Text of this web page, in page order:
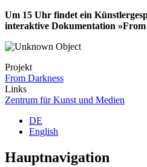
Um 15 Uhr findet ein
interaktive Dokumentation
Projekt
From Darkness
Links
Zentrum für Kunst und Medien
DE
English
Hauptnavigation